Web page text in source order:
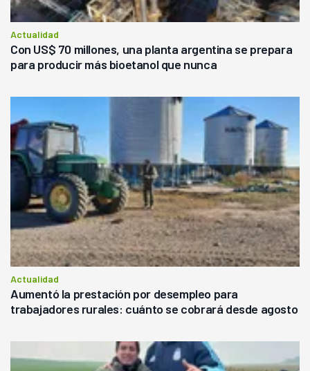
Actualidad
Con US$ 70 millones, una planta argentina se prepara
para producir más bioetanol que nunca
Actualidad
Aumentó la prestación por desempleo para
trabajadores rurales: cuánto se cobrará desde agosto